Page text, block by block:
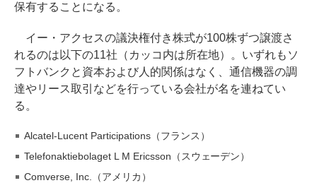
保有することになる。
イー・アクセスの議決権付き株式が100株ずつ譲渡さ
れるのは以下の11社（カッコ内は所在地）。いずれもソ
フトバンクと資本および人的関係はなく、通信機器の調
達やリース取引などを行っている会社が名を連ねてい
る。
Alcatel-Lucent Participations（フランス）
Telefonaktiebolaget L M Ericsson（スウェーデン）
Comverse, Inc.（アメリカ）